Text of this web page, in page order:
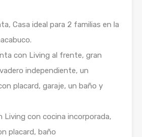
Casa ideal para 2 familias en la
con Living al frente, gran
independiente, un
placard, garaje, un baño y
Living con cocina incorporada,
placard, baño